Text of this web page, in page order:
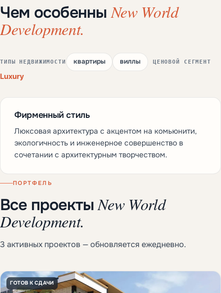
Чем особенныNew World
Development.
ТИПЫ НЕДВИЖИМОСТИ квартиры виллы ЦЕНОВОЙ СЕГМЕНТ
Luxury
Фирменный стиль
Люксовая архитектура с акцентом на комьюнити,
экологичность и инженерное совершенство в
сочетании с архитектурным творчеством.
ПОРТФЕЛЬ
Все проектыNew World
Development.
3 активных проектов — обновляется ежедневно.
ГОТОВ К СДАЧИ